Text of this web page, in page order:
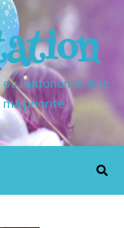
où l'autonomie & le
ma priorité…